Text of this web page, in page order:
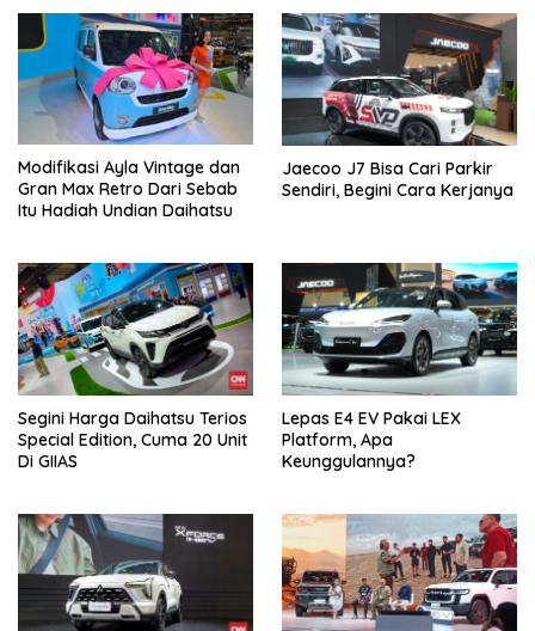
Modifikasi Ayla Vintage dan
Gran Max Retro Dari Sebab
Itu Hadiah Undian Daihatsu
Jaecoo J7 Bisa Cari Parkir
Sendiri, Begini Cara Kerjanya
Segini Harga Daihatsu Terios
Special Edition, Cuma 20 Unit
Di GIIAS
Lepas E4 EV Pakai LEX
Platform, Apa
Keunggulannya?